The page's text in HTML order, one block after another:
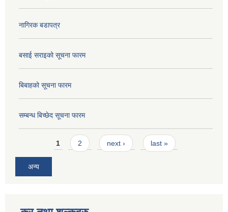
नागिरक बडापत्र
बसाई सराइको सूचना फारम
बिबाहको सूचना फारम
सम्बन्ध बिच्छेद सूचना फारम
Pages1 2 next › last »
अन्य